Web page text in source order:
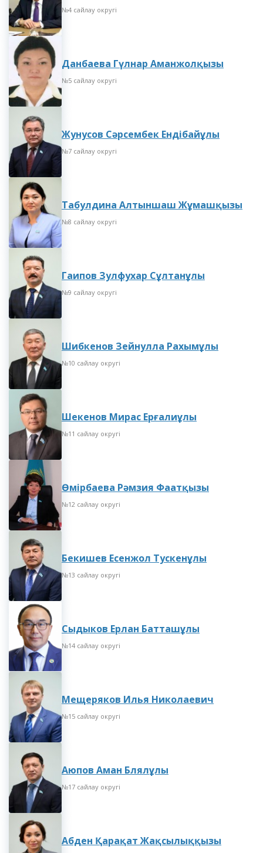
№4 сайлау округі
Данбаева Гүлнар Аманжолқызы
№5 cайлау округі
Жунусов Сәрсембек Ендібайұлы
№7 сайлау округі
Табулдина Алтыншаш Жұмашқызы
№8 сайлау округі
Гаипов Зулфухар Сұлтанұлы
№9 сайлау округі
Шибкенов Зейнулла Рахымұлы
№10 сайлау округі
Шекенов Мирас Ерғалиұлы
№11 сайлау округі
Өмірбаева Рәмзия Фаатқызы
№12 сайлау округі
Бекишев Есенжол Тускенұлы
№13 сайлау округі
Сыдыков Ерлан Батташұлы
№14 сайлау округі
Мещеряков Илья Николаевич
№15 сайлау округі
Аюпов Аман Блялұлы
№17 сайлау округі
Абден Қарақат Жақсылыққызы